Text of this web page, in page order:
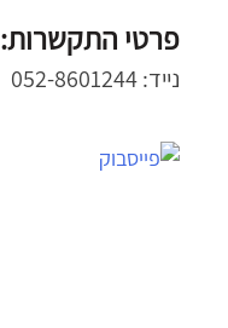
פרטי התקשרות:
נייד: 052-8601244